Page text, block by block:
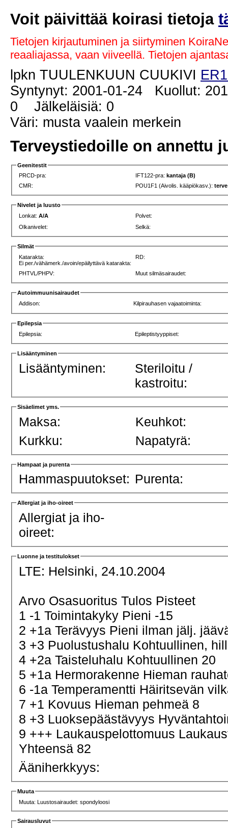
Voit päivittää koirasi tietoja
Tietojen kirjautuminen ja siirtyminen
reaaliajassa, vaan viiveellä. Tietojen
lpkn TUULENKUUN CUUKIVI
Syntynyt: 2001-01-24 Kuollut:
0 Jälkeläisiä: 0
Väri: musta vaalein merkein
Terveystiedoille on annettu
Geenitestit
PRCD-pra:
IFT122-pra: kantaja (B)
CMR:
POU1F1 (Aivolis. kääpiökasv.):
Nivelet ja luusto
Lonkat:A/A
Polvet:
Olkanivelet:
Selkä:
Silmät
Katarakta:
Ei per./vähämerk./avoin/epäilyttävä katarakta:
RD:
PHTVL/PHPV: Muut silmäsairaudet:
Autoimmuunisairaudet
Addison:
Kilpirauhasen vajaatoiminta:
Epilepsia
Epilepsia:
Epileptistyyppiset:
Lisääntyminen
Lisääntyminen:
Steriloitu /
kastroitu:
Sisäelimet yms.
Maksa:
Keuhkot:
Kurkku:
Napatyrä:
Hampaat ja purenta
Hammaspuutokset: Purenta:
Allergiat ja iho-oireet
Allergiat ja iho-
oireet:
Luonne ja testitulokset
LTE: Helsinki, 24.10.2004
Arvo Osasuoritus Tulos Pisteet
1 -1 Toimintakyky Pieni -15
2 +1a Terävyys Pieni ilman jälj.
3 +3 Puolustushalu Kohtuullinen,
4 +2a Taisteluhalu Kohtuullinen 20
5 +1a Hermorakenne Hieman
6 -1a Temperamentti Häiritsevän
7 +1 Kovuus Hieman pehmeä 8
8 +3 Luoksepäästävyys
9 +++ Laukauspelottomuus
Yhteensä 82
Ääniherkkyys:
Muuta
Muuta: Luustosairaudet: spondyloosi
Sairausluvut